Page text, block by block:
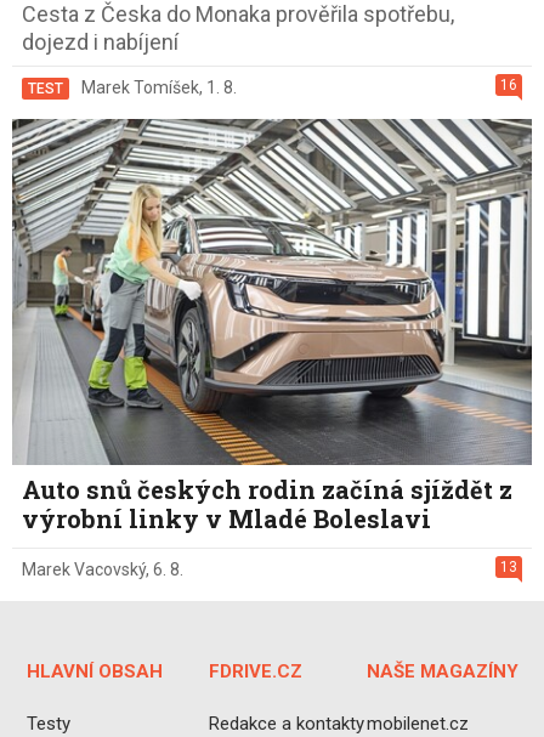
Cesta z Česka do Monaka prověřila spotřebu,
dojezd i nabíjení
16
TEST Marek Tomíšek, 1. 8.
Auto snů českých rodin začíná sjíždět z
výrobní linky v Mladé Boleslavi
13
Marek Vacovský, 6. 8.
HLAVNÍ OBSAH
Testy
FDRIVE.CZ
Redakce a kontakty
NAŠE MAGAZÍNY
mobilenet.cz